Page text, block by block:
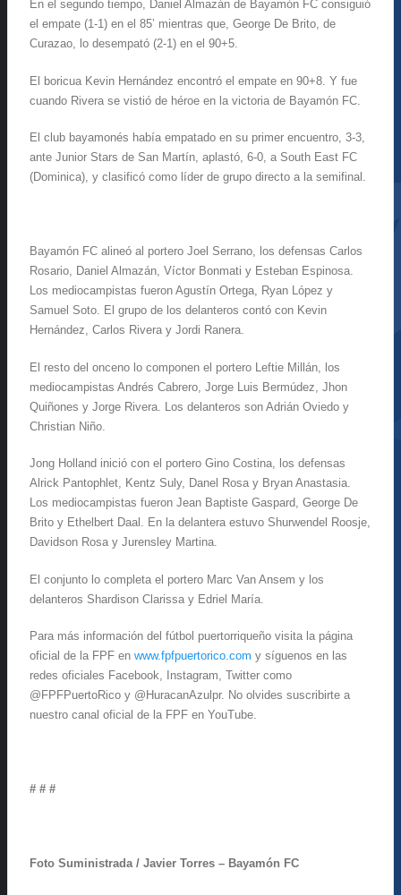
En el segundo tiempo, Daniel Almazán de Bayamón FC consiguió
el empate (1-1) en el 85’ mientras que, George De Brito, de
Curazao, lo desempató (2-1) en el 90+5.
El boricua Kevin Hernández encontró el empate en 90+8. Y fue
cuando Rivera se vistió de héroe en la victoria de Bayamón FC.
El club bayamonés había empatado en su primer encuentro, 3-3,
ante Junior Stars de San Martín, aplastó, 6-0, a South East FC
(Dominica), y clasificó como líder de grupo directo a la semifinal.
Bayamón FC alineó al portero Joel Serrano, los defensas Carlos
Rosario, Daniel Almazán, Víctor Bonmati y Esteban Espinosa.
Los mediocampistas fueron Agustín Ortega, Ryan López y
Samuel Soto. El grupo de los delanteros contó con Kevin
Hernández, Carlos Rivera y Jordi Ranera.
El resto del onceno lo componen el portero Leftie Millán, los
mediocampistas Andrés Cabrero, Jorge Luis Bermúdez, Jhon
Quiñones y Jorge Rivera. Los delanteros son Adrián Oviedo y
Christian Niño.
Jong Holland inició con el portero Gino Costina, los defensas
Alrick Pantophlet, Kentz Suly, Danel Rosa y Bryan Anastasia.
Los mediocampistas fueron Jean Baptiste Gaspard, George De
Brito y Ethelbert Daal. En la delantera estuvo Shurwendel Roosje,
Davidson Rosa y Jurensley Martina.
El conjunto lo completa el portero Marc Van Ansem y los
delanteros Shardison Clarissa y Edriel María.
Para más información del fútbol puertorriqueño visita la página
oficial de la FPF en www.fpfpuertorico.com y síguenos en las
redes oficiales Facebook, Instagram, Twitter como
@FPFPuertoRico y @HuracanAzulpr. No olvides suscribirte a
nuestro canal oficial de la FPF en YouTube.
# # #
Foto Suministrada / Javier Torres – Bayamón FC